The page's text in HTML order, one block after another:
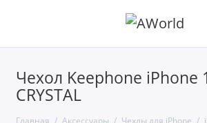
Чехол Keephone iPhone
CRYSTAL
Главная Аксессуары Чехлы для iPhone